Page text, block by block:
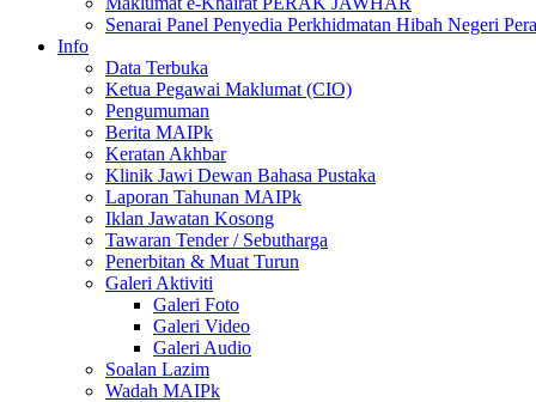
Senarai Panel Penyedia Perkhidmatan Hibah Negeri
Info
Data Terbuka
Ketua Pegawai Maklumat (CIO)
Pengumuman
Berita MAIPk
Keratan Akhbar
Klinik Jawi Dewan Bahasa Pustaka
Laporan Tahunan MAIPk
Iklan Jawatan Kosong
Tawaran Tender / Sebutharga
Penerbitan & Muat Turun
Galeri Aktiviti
Galeri Foto
Galeri Video
Galeri Audio
Soalan Lazim
Wadah MAIPk